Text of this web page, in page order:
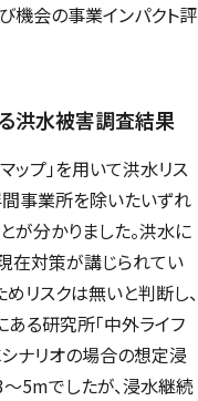
機会の事業インパクト評
る洪水被害調査結果
ップ」を用いて洪水リス
間事業所を除いたいずれ
が分かりました。洪水に
在対策が講じられてい
リスクは無いと判断し、
る研究所「中外ライフ
ナリオの場合の想定浸
5mでしたが、浸水継続